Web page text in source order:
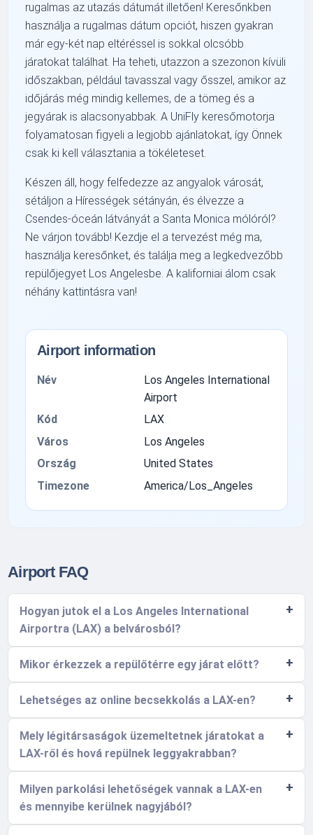
rugalmas az utazás dátumát illetően! Keresőnkben
használja a rugalmas dátum opciót, hiszen gyakran
már egy-két nap eltéréssel is sokkal olcsóbb
járatokat találhat. Ha teheti, utazzon a szezonon kívüli
időszakban, például tavasszal vagy ősszel, amikor az
időjárás még mindig kellemes, de a tömeg és a
jegyárak is alacsonyabbak. A UniFly keresőmotorja
folyamatosan figyeli a legjobb ajánlatokat, így Önnek
csak ki kell választania a tökéleteset.
Készen áll, hogy felfedezze az angyalok városát,
sétáljon a Hírességek sétányán, és élvezze a
Csendes-óceán látványát a Santa Monica mólóról?
Ne várjon tovább! Kezdje el a tervezést még ma,
használja keresőnket, és találja meg a legkedvezőbb
repülőjegyet Los Angelesbe. A kaliforniai álom csak
néhány kattintásra van!
Airport information
Név
Los Angeles International
Airport
Kód
LAX
Város
Los Angeles
Ország
United States
Timezone
America/Los_Angeles
Airport FAQ
Hogyan jutok el a Los Angeles International
Airportra (LAX) a belvárosból?
Mikor érkezzek a repülőtérre egy járat előtt?
Lehetséges az online becsekkolás a LAX-en?
Mely légitársaságok üzemeltetnek járatokat a
LAX-ről és hová repülnek leggyakrabban?
Milyen parkolási lehetőségek vannak a LAX-en
és mennyibe kerülnek nagyjából?